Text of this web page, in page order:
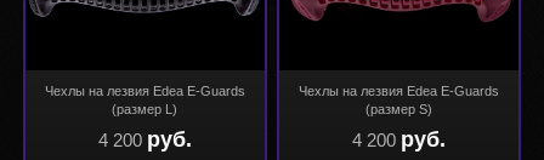
Чехлы на лезвия Edea E-Guards
(размер L)
4 200 руб.
Чехлы на лезвия Edea E-Guards
(размер S)
4 200 руб.